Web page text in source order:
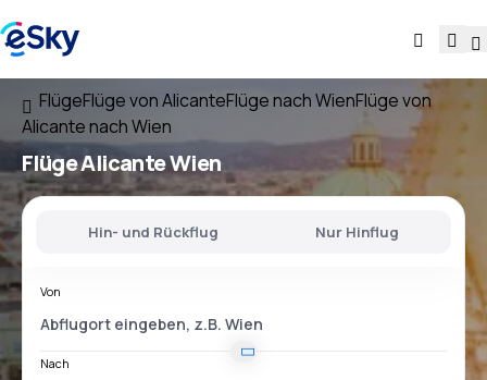
FlügeFlüge von AlicanteFlüge nach WienFlüge von
Alicante nach Wien
FlügeAlicante Wien
Hin- und Rückflug Nur Hinflug
Von
Nach